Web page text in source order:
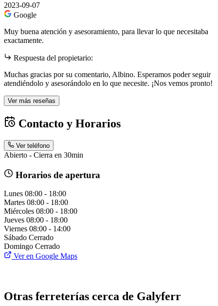
2023-09-07
Google
Muy buena atención y asesoramiento, para llevar lo que necesitaba
exactamente.
Respuesta del propietario:
Muchas gracias por su comentario, Albino. Esperamos poder seguir
atendiéndolo y asesorándolo en lo que necesite. ¡Nos vemos pronto!
Ver más reseñas
Contacto y Horarios
Ver teléfono
Abierto - Cierra en 30min
Horarios de apertura
Lunes 08:00 - 18:00
Martes 08:00 - 18:00
Miércoles 08:00 - 18:00
Jueves 08:00 - 18:00
Viernes 08:00 - 14:00
Sábado Cerrado
Domingo Cerrado
Ver en Google Maps
Otras ferreterías cerca de Galyferr